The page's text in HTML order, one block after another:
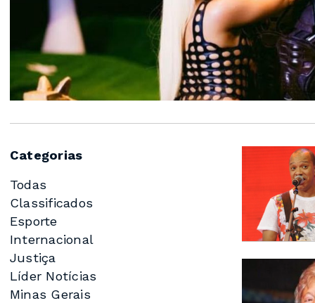
Categorias
Todas
Classificados
Esporte
Internacional
Justiça
Líder Notícias
Minas Gerais